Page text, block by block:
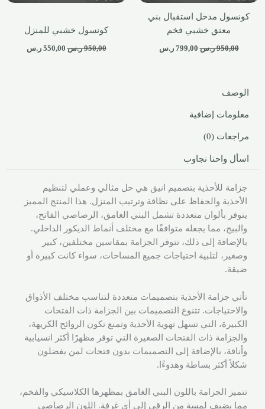
كونسول مدخل استقبال بني
معتق خشبي فخم
950,00 ر.س 799,00 ر.س
كونسول خشبي للمنزل
950,00 ر.س 550,00 ر.س
الوصف
معلومات إضافية
مراجعات (0)
اسأل واحنا نجاوب
جزامة للأحذية بتصميم انيق هي حل مثالي وعملي لتنظيم
الأحذية والحفاظ على نظافة وترتيب المنزل. هذا المنتج المميز
يتوفر بألوان متعددة تشمل البني الغامق، الرصاصي الفاتح،
والبيج، مما يجعله متوافقًا مع مختلف أنماط الديكور الداخلي.
بالإضافة إلى ذلك، تتوفر الجزامة بمقاسين مختلفين، كبير
وصغير، لتلبية احتياجات جميع المساحات، سواء كانت كبيرة أو
ضيقة.
تأتي جزامة الأحذية بتصميمات متعددة لتناسب مختلف الأذواق
والاحتياجات. تتنوع التصميمات بين الجزامة ذات الفتحات
الكبيرة، التي تسهل تهوية الأحذية وتمنع تكون الروائح الكريهة،
والجزامة ذات الفتحات الصغيرة التي توفر مظهرًا أكثر انسيابية
وأناقة، بالإضافة إلى التصميمات بدون فتحات لمن يفضلون
شكلاً أكثر بساطة وهدوءًا.
تتميز الجزامة باللون البني الغامق بمظهرها الكلاسيكي والفخم،
مما يضيف لمسة من الرقي إلى أي غرفة. اللون الرصاصي